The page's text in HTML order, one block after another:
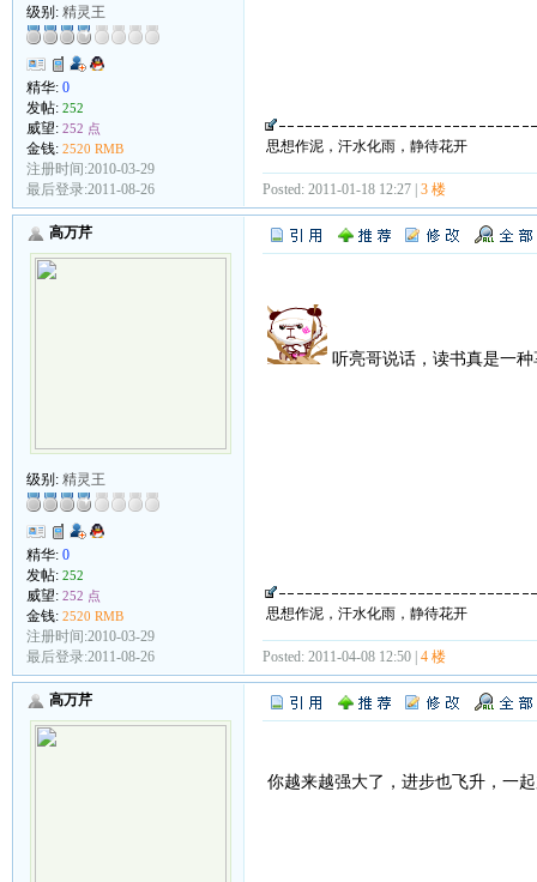
级别: 精灵王
精华: 0
发帖: 252
威望: 252 点
金钱: 2520 RMB
注册时间:2010-03-29
最后登录:2011-08-26
思想作泥，汗水化雨，静待花开
Posted: 2011-01-18 12:27 | 3 楼
高万芹
级别: 精灵王
精华: 0
发帖: 252
威望: 252 点
金钱: 2520 RMB
注册时间:2010-03-29
最后登录:2011-08-26
听亮哥说话，读书真是一种
思想作泥，汗水化雨，静待花开
Posted: 2011-04-08 12:50 | 4 楼
高万芹
你越来越强大了，进步也飞升，一